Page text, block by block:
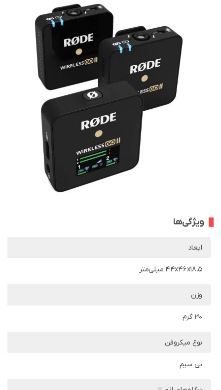
ویژگی‌ها
ابعاد
44x46x18.5 میلی‌متر
وزن
30 گرم
نوع میکروفن
بی سیم